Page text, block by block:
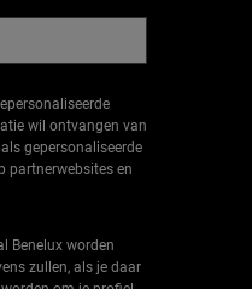
wil ontvangen van
gepersonaliseerde
partnerwebsites en
Benelux worden
zullen, als je daar